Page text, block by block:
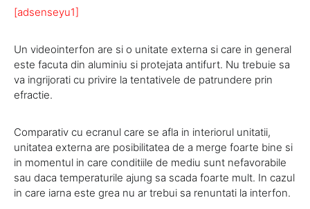
[adsenseyu1]
Un videointerfon are si o unitate externa si care in general
este facuta din aluminiu si protejata antifurt. Nu trebuie sa
va ingrijorati cu privire la tentativele de patrundere prin
efractie.
Comparativ cu ecranul care se afla in interiorul unitatii,
unitatea externa are posibilitatea de a merge foarte bine si
in momentul in care conditiile de mediu sunt nefavorabile
sau daca temperaturile ajung sa scada foarte mult. In cazul
in care iarna este grea nu ar trebui sa renuntati la interfon.